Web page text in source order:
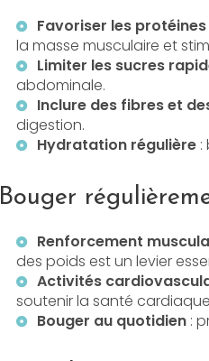
Favoriser les protéines
la masse musculaire et
Limiter les sucres
abdominale.
Inclure des fibres et
digestion.
Hydratation régulière :
Bouger
Renforcement
des poids est un levier
Activités
soutenir la santé
Bouger au quotidien :